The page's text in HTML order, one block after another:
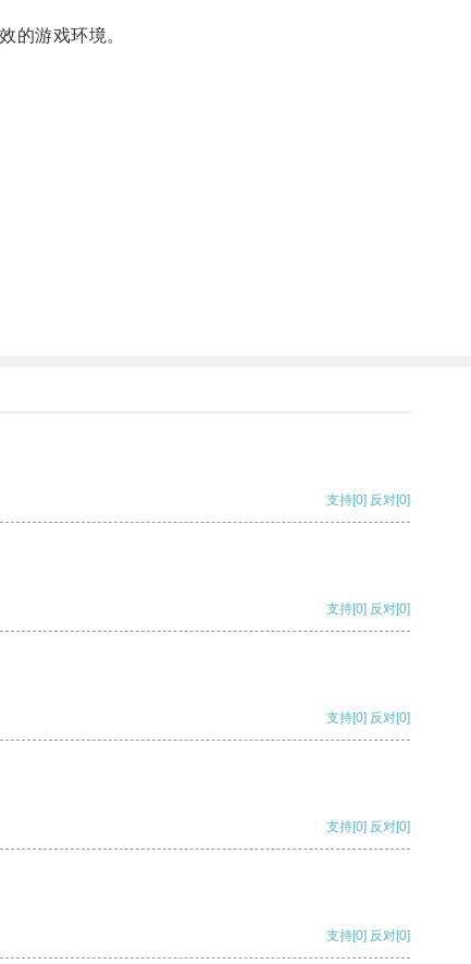
的游戏环境。
支持[0] 反对[0]
支持[0] 反对[0]
支持[0] 反对[0]
支持[0] 反对[0]
支持[0] 反对[0]